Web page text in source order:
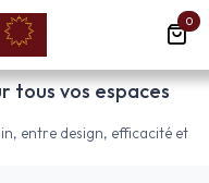
0
tous vos espaces
entre design, efficacité et